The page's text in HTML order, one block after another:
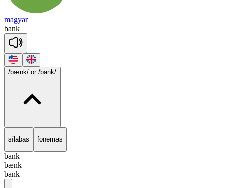
magyar
bank
/bænk/ or /bānk/
sílabas fonemas
bank
bænk
bānk